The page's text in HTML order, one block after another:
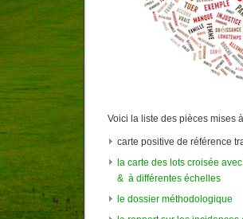
Voici la liste des pièces mises
carte positive de référence
la carte des lots croisée
& à différentes échelles
le dossier méthodologique